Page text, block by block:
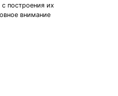
построения их
внимание